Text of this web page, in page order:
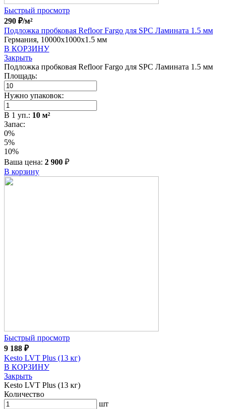
Быстрый просмотр
290 ₽/м²
Подложка пробковая Refloor Fargo для SPC Ламината 1.5 мм
Германия, 10000x1000x1.5 мм
В КОРЗИНУ
Закрыть
Подложка пробковая Refloor Fargo для SPC Ламината 1.5 мм
Площадь:
Нужно упаковок:
В 1 уп.: 10 м²
Запас:
0%
5%
10%
Ваша цена: 2 900 ₽
В корзину
Быстрый просмотр
9 188 ₽
Kesto LVT Plus (13 кг)
В КОРЗИНУ
Закрыть
Kesto LVT Plus (13 кг)
Количество
шт